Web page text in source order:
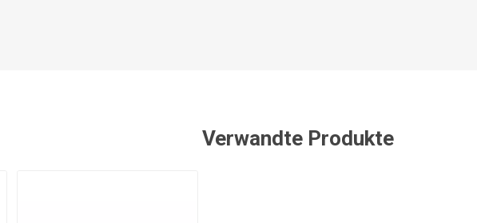
Verwandte Produkte